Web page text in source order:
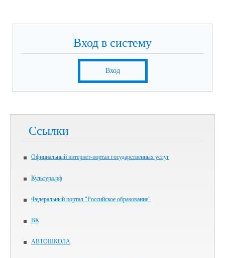
Вход в систему
Вход
Ссылки
Официальный интернет-портал государственных услуг
Культура.рф
Федеральный портал "Российское образование"
ВК
АВТОШКОЛА